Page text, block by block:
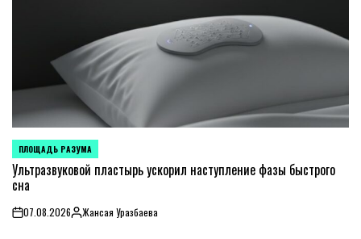
POSTED
IN
ПЛОЩАДЬ РАЗУМА
Ультразвуковой пластырь ускорил наступление фазы быстрого
сна
on07.08.2026PostedЖансая Уразбаева